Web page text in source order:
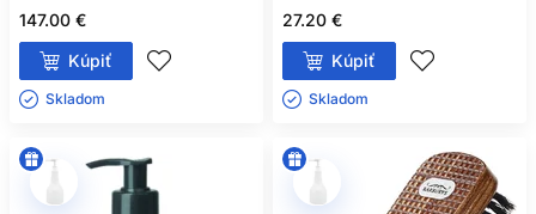
147.00 €
Kúpiť
Skladom ㅤ
27.20 €
Kúpiť
Skladom ㅤ